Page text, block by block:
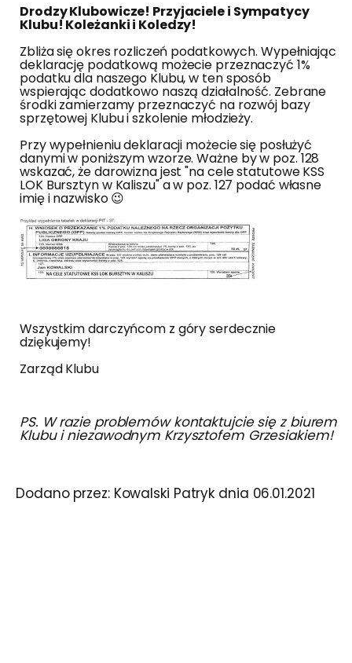
Drodzy Klubowicze! Przyjaciele i Sympatycy
Klubu! Koleżanki i Koledzy!
Zbliża się okres rozliczeń podatkowych. Wypełniając
deklarację podatkową możecie przeznaczyć 1%
podatku dla naszego Klubu, w ten sposób
wspierając dodatkowo naszą działalność. Zebrane
środki zamierzamy przeznaczyć na rozwój bazy
sprzętowej Klubu i szkolenie młodzieży.
Przy wypełnieniu deklaracji możecie się posłużyć
danymi w poniższym wzorze. Ważne by w poz. 128
wskazać, że darowizna jest "na cele statutowe KSS
LOK Bursztyn w Kaliszu" a w poz. 127 podać własne
imię i nazwisko 😉
Wszystkim darczyńcom z góry serdecznie
dziękujemy!
Zarząd Klubu
PS. W razie problemów kontaktujcie się z biurem
Klubu i niezawodnym Krzysztofem Grzesiakiem!
Dodano przez: Kowalski Patryk dnia 06.01.2021